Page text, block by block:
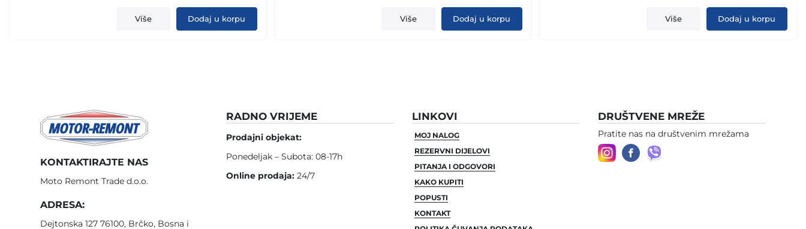
Više Dodaj u korpu Više Dodaj u korpu Više Dodaj u korpu
KONTAKTIRAJTE NAS
Moto Remont Trade d.o.o.
ADRESA:
Dejtonska 127 76100, Brčko, Bosna i
RADNO VRIJEME
Prodajni objekat:
Ponedeljak – Subota: 08-17h
Online prodaja: 24/7
LINKOVI
MOJ NALOG
REZERVNI DIJELOVI
PITANJA I ODGOVORI
KAKO KUPITI
POPUSTI
KONTAKT
DRUŠTVENE MREŽE
Pratite nas na društvenim mrežama